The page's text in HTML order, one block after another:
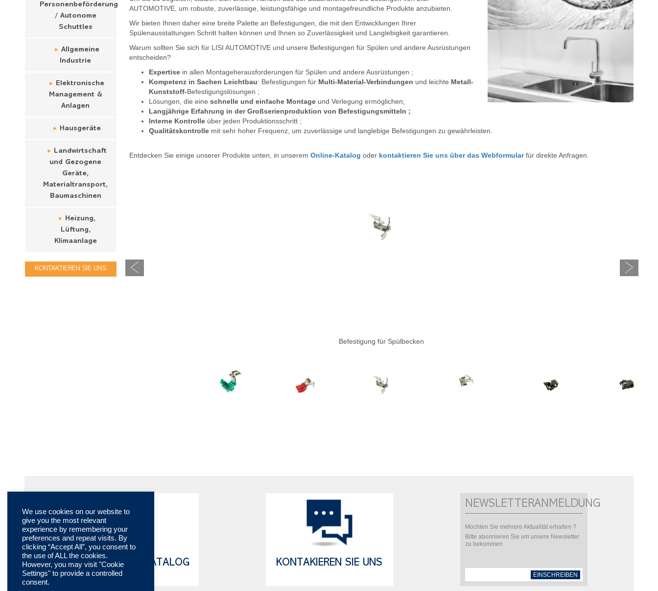
Personenbeförderung
/ Autonome
Schuttles
Allgemeine
Industrie
Elektronische
Management &
Anlagen
Hausgeräte
Landwirtschaft
und Gezogene
Geräte,
Materialtransport,
Baumaschinen
Heizung,
Lüftung,
Klimaanlage
KONTAKTIEREN SIE UNS
AUTOMOTIVE, um robuste, zuverlässige, leistungsfähige und montagefreundliche Produkte anzubieten.
Wir bieten Ihnen daher eine breite Palette an Befestigungen, die mit den Entwicklungen Ihrer
Spülenausstattungen Schritt halten können und Ihnen so Zuverlässigkeit und Langlebigkeit garantieren.
Warum sollten Sie sich für LISI AUTOMOTIVE und unsere Befestigungen für Spülen und andere Ausrüstungen
entscheiden?
Expertisein allen Montageherausforderungen für Spülen und andere Ausrüstungen ;
Kompetenz in Sachen Leichtbau: Befestigungen für Multi-Material-Verbindungen und leichte Metall-
Kunststoff-Befestigungslösungen ;
Lösungen, die eine schnelle und einfache Montageund Verlegung ermöglichen;
Langjährige Erfahrung in der Großserienproduktion von Befestigungsmitteln ;
Interne Kontrolleüber jeden Produktionsschritt ;
Qualitätskontrollemit sehr hoher Frequenz, um zuverlässige und langlebige Befestigungen zu gewährleisten.
Entdecken Sie einige unserer Produkte unten, in unserem Online-Katalog oder kontaktieren Sie uns über das Webformularfür direkte Anfragen.
Befestigung für Spülbecken
TECHNISCHE KATALOG
ONLINE
KONTAKIEREN SIE UNS
NEWSLETTERANMELDUNG
Möchten Sie mehrere Aktualität erhalten ?
Bitte abonnieren Sie um unsere Newsletter
zu bekommen
EINSCHREIBEN
We use cookies on our website to
give you the most relevant
experience by remembering your
preferences and repeat visits. By
clicking “Accept All”, you consent to
the use of ALL the cookies.
However, you may visit "Cookie
Settings" to provide a controlled
consent.